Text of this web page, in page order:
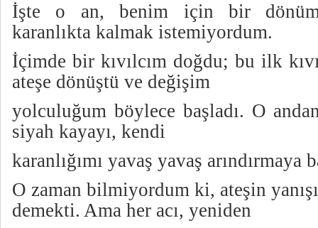
İşte o an, benim için bir dönüm
karanlıkta kalmak istemiyordum.
İçimde bir kıvılcım doğdu; bu ilk
ateşe dönüştü ve değişim
yolculuğum böylece başladı. O
siyah kayayı, kendi
karanlığımı yavaş yavaş arındırmaya
O zaman bilmiyordum ki, ateşin yanışı
demekti. Ama her acı, yeniden